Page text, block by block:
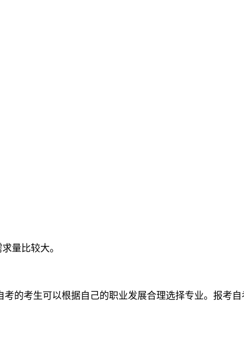
量比较大。
的考生可以根据自己的职业发展合理选择专业。报考